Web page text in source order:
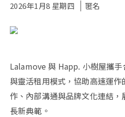
2026年1月8 星期四 匿名
Lalamove 與 Happ. 小樹屋攜
與靈活租用模式，協助高速運
作、內部溝通與品牌文化連結
長新典範。